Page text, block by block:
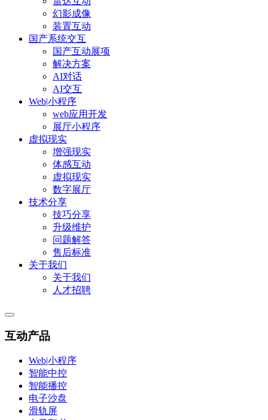
幻影成像
装置互动
国产系统交互
国产互动展项
解决方案
AI对话
AI交互
Web|小程序
web应用开发
展厅小程序
虚拟现实
增强现实
体感互动
虚拟现实
数字展厅
技术分享
技巧分享
升级维护
问题解答
售后标准
关于我们
关于我们
人才招聘
互动产品
Web|小程序
智能中控
智能播控
电子沙盘
滑轨屏